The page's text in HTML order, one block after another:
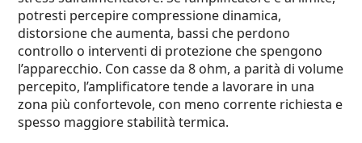
potresti percepire compressione dinamica,
distorsione che aumenta, bassi che perdono
controllo o interventi di protezione che spengono
l’apparecchio. Con casse da 8 ohm, a parità di volume
percepito, l’amplificatore tende a lavorare in una
zona più confortevole, con meno corrente richiesta e
spesso maggiore stabilità termica.